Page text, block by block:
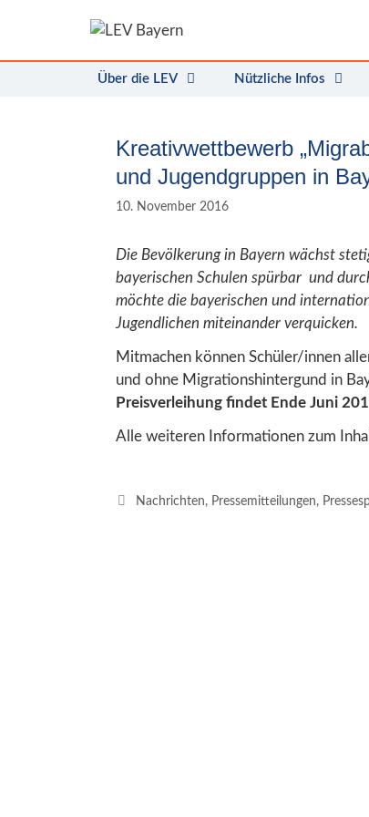
Über die LEV Nützliche Infos
Kreativwettbewerb
und Jugendgruppen in
10. November 2016
Die Bevölkerung in Bayern wächst
bayerischen Schulen spürbar und
möchte die bayerischen und
Jugendlichen miteinander verquicken.
Mitmachen können Schüler/innen
und ohne Migrationshintergund in
Preisverleihung findet Ende Juni
Alle weiteren Informationen zum
Kategorien
Nachrichten, Pressemitteilungen,